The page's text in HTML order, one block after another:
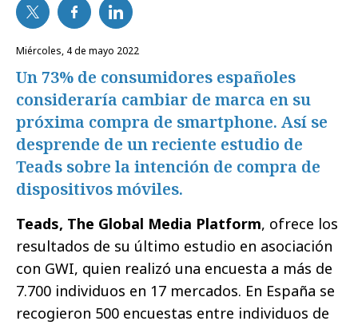
miércoles, 4 de mayo 2022
Un 73% de consumidores españoles
consideraría cambiar de marca en su
próxima compra de smartphone. Así se
desprende de un reciente estudio de
Teads sobre la intención de compra de
dispositivos móviles.
Teads, The Global Media Platform, ofrece los
resultados de su último estudio en asociación
con GWI, quien realizó una encuesta a más de
7.700 individuos en 17 mercados. En España se
recogieron 500 encuestas entre individuos de